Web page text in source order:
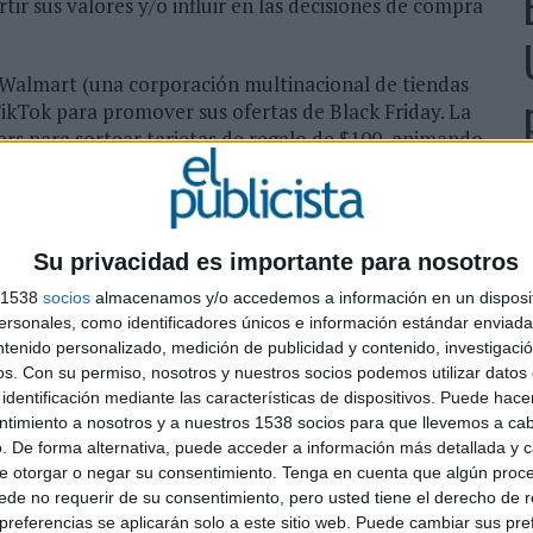
Su privacidad es importante para nosotros
socios almacenamos y/o accedemos a información en un
como identificadores únicos e información estándar
personalizado, medición de publicidad y contenido,
Con su permiso, nosotros y nuestros socios podemos utilizar datos
mediante las características de dispositivos. Puede
a nosotros y a nuestros 1538 socios para que llevemos a
De forma alternativa, puede acceder a información más detallada y
otorgar o negar su consentimiento. Tenga en cuenta que algún
no requerir de su consentimiento, pero usted tiene el derecho de
se aplicarán solo a este sitio web. Puede cambiar sus
sus valores y/o influir en las decisiones de compra
(una corporación multinacional de tiendas
para promover sus ofertas de Black Friday. La
para sortear tarjetas de regalo de $100, animando
de ellos bailando en los pasillos de Walmart
no hay ROI positivo. Como cualquier acción de
a obtener el mayor rendimiento posible, más
han revisado sus presupuesto a la baja y los han
de branding y de notoriedad, sino también a
es de extrañar que con tales objetivos, la
análisis) se haya convertido en un elemento
Así lo confirma la CEO y cofundadora de
y promociones para el sector retail: "Para poder
y como evolucionas, qué acciones funcionan